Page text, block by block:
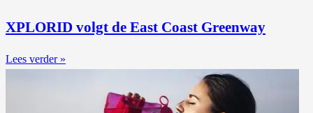
XPLORID volgt de East Coast Greenway
Lees verder »